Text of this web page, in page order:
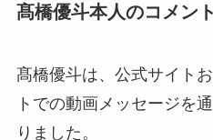
髙橋優斗本人のコメン
髙橋優斗は、公式サイト
トでの動画メッセージを
りました。